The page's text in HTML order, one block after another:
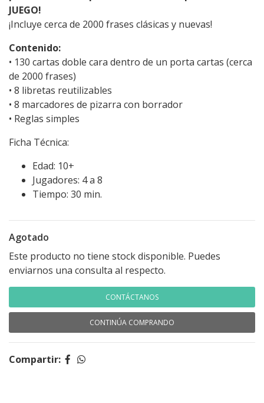
JUEGO!
¡Incluye cerca de 2000 frases clásicas y nuevas!
Contenido:
• 130 cartas doble cara dentro de un porta cartas (cerca
de 2000 frases)
• 8 libretas reutilizables
• 8 marcadores de pizarra con borrador
• Reglas simples
Ficha Técnica:
Edad: 10+
Jugadores: 4 a 8
Tiempo: 30 min.
Agotado
Este producto no tiene stock disponible. Puedes
enviarnos una consulta al respecto.
CONTÁCTANOS
CONTINÚA COMPRANDO
Compartir: